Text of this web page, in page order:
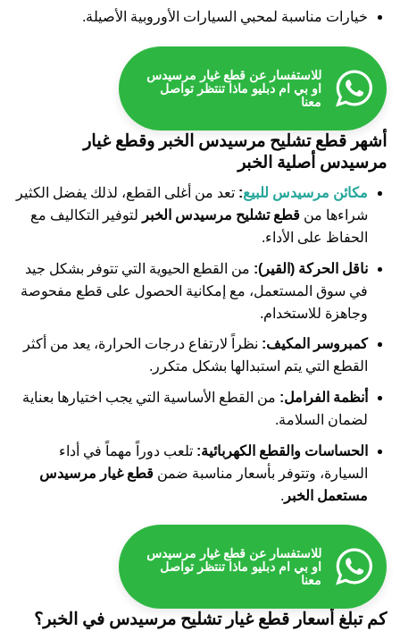
خيارات مناسبة لمحبي السيارات الأوروبية الأصيلة.
للاستفسار عن قطع غيار مرسيدس
او بي ام دبليو ماذا تنتظر تواصل
معنا
أشهر قطع تشليح مرسيدس الخبر وقطع غيار
مرسيدس أصلية الخبر
مكائن مرسيدس للبيع: تعد من أغلى القطع، لذلك يفضل الكثير
شراءها من قطع تشليح مرسيدس الخبر لتوفير التكاليف مع
الحفاظ على الأداء.
ناقل الحركة (القير): من القطع الحيوية التي تتوفر بشكل جيد
في سوق المستعمل، مع إمكانية الحصول على قطع مفحوصة
وجاهزة للاستخدام.
كمبروسر المكيف: نظراً لارتفاع درجات الحرارة، يعد من أكثر
القطع التي يتم استبدالها بشكل متكرر.
أنظمة الفرامل: من القطع الأساسية التي يجب اختيارها بعناية
لضمان السلامة.
الحساسات والقطع الكهربائية: تلعب دوراً مهماً في أداء
السيارة، وتتوفر بأسعار مناسبة ضمن قطع غيار مرسيدس
مستعمل الخبر .
للاستفسار عن قطع غيار مرسيدس
او بي ام دبليو ماذا تنتظر تواصل
معنا
كم تبلغ أسعار قطع غيار تشليح مرسيدس في الخبر؟